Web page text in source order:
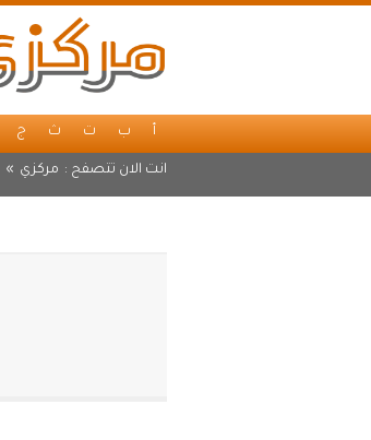
أ ب ت ث ج
انت الان تتصفح : مركزي »